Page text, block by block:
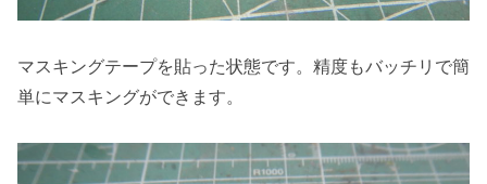
マスキングテープを貼った状態です。精度もバッチリで簡
単にマスキングができます。